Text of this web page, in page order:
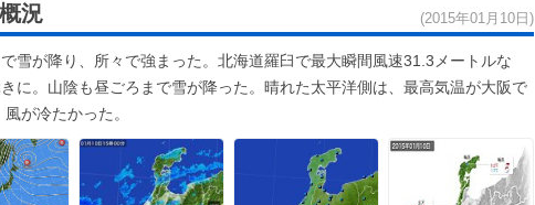
況 (2015年01月10日)
雪が降り、所々で強まった。北海道羅臼で最大瞬間風速31.3メートルな
に。山陰も昼ごろまで雪が降った。晴れた太平洋側は、最高気温が大阪で
が冷たかった。